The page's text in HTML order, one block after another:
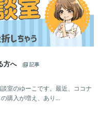
方へ
記事
室のゆーこです。最近、ココナ
購入が増え、あり...